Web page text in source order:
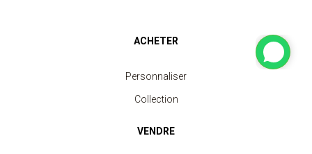
ACHETER
Personnaliser
Collection
VENDRE